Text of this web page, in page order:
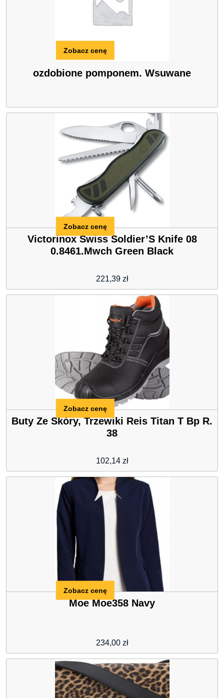
ozdobione pomponem. Wsuwane
Zobacz cenę
Victorinox Swiss Soldier’S Knife 08
0.8461.Mwch Green Black
221,39 zł
Zobacz cenę
Buty Ze Skóry, Trzewiki Reis Titan T Bp R.
38
102,14 zł
Zobacz cenę
Moe Moe358 Navy
234,00 zł
Zobacz cenę